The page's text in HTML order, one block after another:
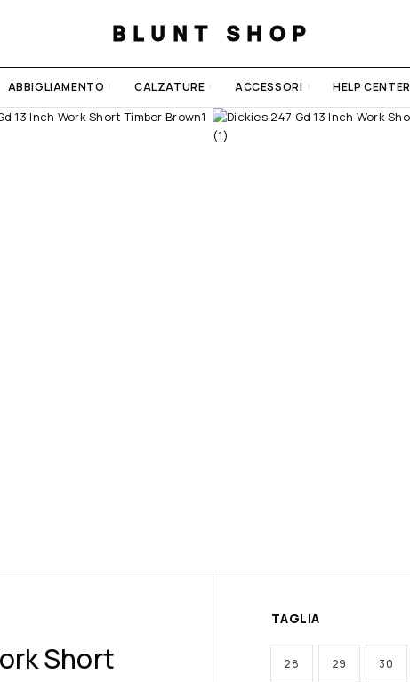
BLUNT SHOP
ABBIGLIAMENTO CALZATURE ACCESSORI HELP CENTER
Short
TAGLIA
28 29 30